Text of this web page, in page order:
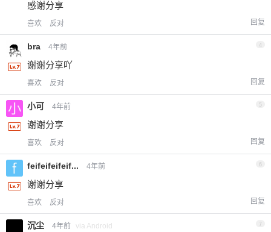
感谢分享
喜欢 反对 回复
bra 4年前 4
谢谢分享吖
喜欢 反对 回复
小可 4年前 5
谢谢分享
喜欢 反对 回复
feifeifeifeif... 4年前 6
谢谢分享
喜欢 反对 回复
沉尘 4年前 via Android 7